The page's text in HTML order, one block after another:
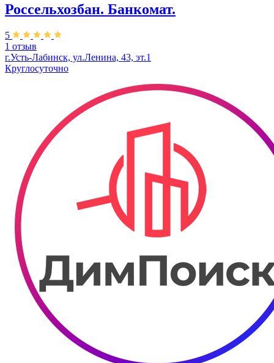
Россельхозбан. Банкомат.
5
1 отзыв
г.Усть-Лабинск, ул.​Ленина, 43, эт.1
Круглосуточно